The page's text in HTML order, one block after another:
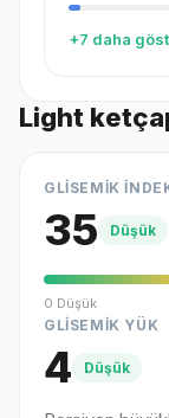
+7 daha
Light
GLİSEMİK
35 Düşük
0 Düşük
GLİSEMİK YÜK
4 Düşük